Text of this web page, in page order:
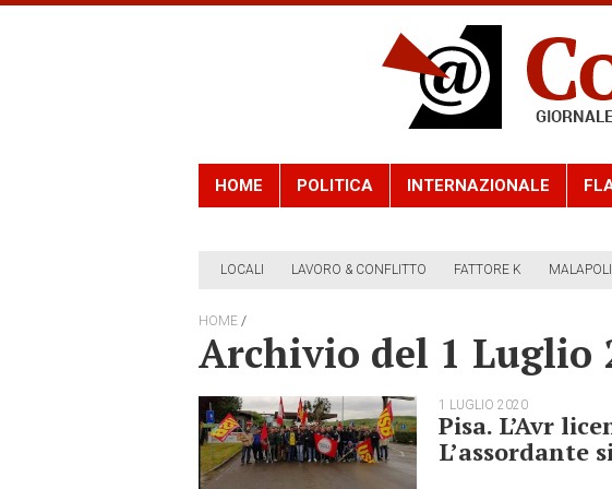
HOME POLITICA INTERNAZIONALE
LOCALI LAVORO & CONFLITTO FATTORE K
HOME /
Archivio del 1 Luglio
1 LUGLIO 2020
Pisa. L’Avr
L’assordante